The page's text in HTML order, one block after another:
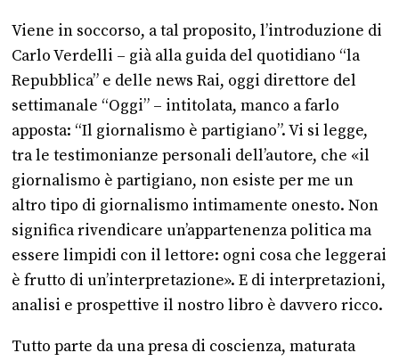
Viene in soccorso, a tal proposito, l’introduzione di
Carlo Verdelli – già alla guida del quotidiano “la
Repubblica” e delle news Rai, oggi direttore del
settimanale “Oggi” – intitolata, manco a farlo
apposta: “Il giornalismo è partigiano”. Vi si legge,
tra le testimonianze personali dell’autore, che «il
giornalismo è partigiano, non esiste per me un
altro tipo di giornalismo intimamente onesto. Non
significa rivendicare un’appartenenza politica ma
essere limpidi con il lettore: ogni cosa che leggerai
è frutto di un’interpretazione». E di interpretazioni,
analisi e prospettive il nostro libro è davvero ricco.
Tutto parte da una presa di coscienza, maturata